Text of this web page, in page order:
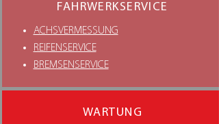
FAHRWERKSERVICE
ACHSVERMESSUNG
REIFENSERVICE
BREMSENSERVICE
WARTUNG